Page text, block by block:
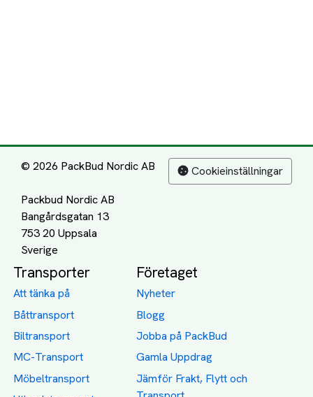
© 2026 PackBud Nordic AB
Packbud Nordic AB
Bangårdsgatan 13
753 20 Uppsala
Cookieinställningar
Transporter
Att tänka på
Båttransport
Biltransport
MC-Transport
Möbeltransport
Företaget
Nyheter
Blogg
Jobba på PackBud
Gamla Uppdrag
Jämför Frakt, Flytt och